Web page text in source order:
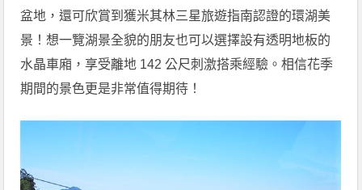
盆地，還可欣賞到獲米其林三星旅遊指南認證的環湖美
景！想一覽湖景全貌的朋友也可以選擇設有透明地板的
水晶車廂，享受離地 142 公尺刺激搭乘經驗。相信花季
期間的景色更是非常值得期待！